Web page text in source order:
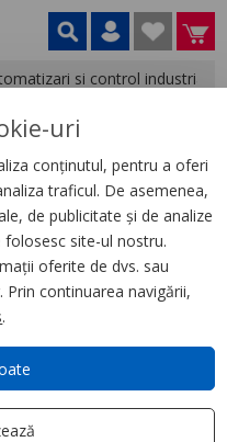
si control industrial
- 4 - 20 Ma -
uri
conținutul, pentru a oferi
traficul. De asemenea,
de publicitate și de analize
site-ul nostru.
oferite de dvs. sau
continuarea navigării,
.